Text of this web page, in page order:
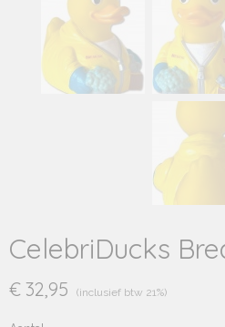
CelebriDucks
€ 32,95 (inclusief btw 21%)